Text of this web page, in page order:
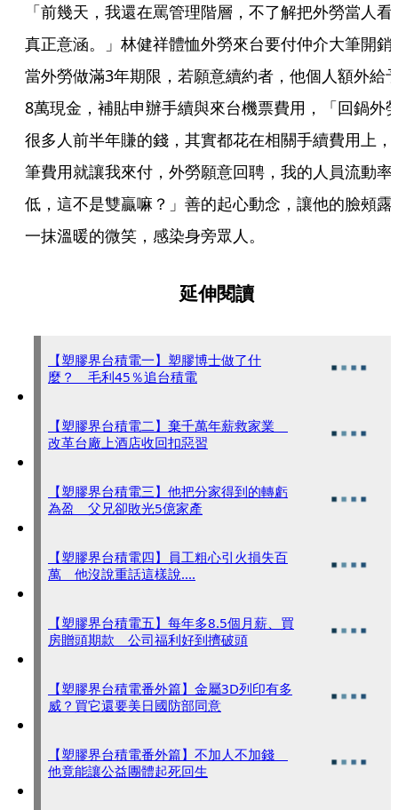
「前幾天，我還在罵管理階層，不了解把外勞當人看
真正意涵。」林健祥體恤外勞來台要付仲介大筆開銷
當外勞做滿3年期限，若願意續約者，他個人額外給
8萬現金，補貼申辦手續與來台機票費用，「回鍋外
很多人前半年賺的錢，其實都花在相關手續費用上，
筆費用就讓我來付，外勞願意回聘，我的人員流動率
低，這不是雙贏嘛？」善的起心動念，讓他的臉頰露
一抹溫暖的微笑，感染身旁眾人。
延伸閱讀
【塑膠界台積電一】塑膠博士做了什
麼？ 毛利45％追台積電
【塑膠界台積電二】棄千萬年薪救家業
改革台廠上酒店收回扣惡習
【塑膠界台積電三】他把分家得到的轉虧
為盈 父兄卻敗光5億家產
【塑膠界台積電四】員工粗心引火損失百
萬 他沒說重話這樣說....
【塑膠界台積電五】每年多8.5個月薪、買
房贈頭期款 公司福利好到擠破頭
【塑膠界台積電番外篇】金屬3D列印有多
威？買它還要美日國防部同意
【塑膠界台積電番外篇】不加人不加錢
他竟能讓公益團體起死回生